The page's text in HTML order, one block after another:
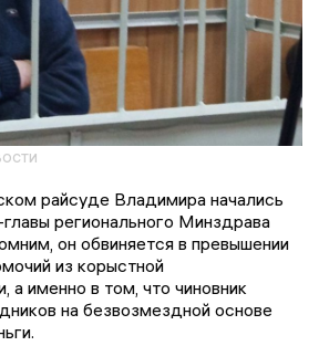
райсуде Владимира начались
регионального Минздрава
он обвиняется в превышении
из корыстной
а именно в том, что чиновник
на безвозмездной основе